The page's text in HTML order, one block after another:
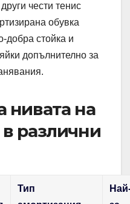
чести тенис
обувка
стойка и
допълнително за
нивата на
различни
Тип